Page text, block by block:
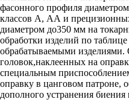
фасонного профиля
классов А, АА и
диаметром до350 мм на
обработки изделий по таблице
обрабатываемыми
головок,наклеенных на
специальным
оправку в цанговом патроне,
дополного устранения